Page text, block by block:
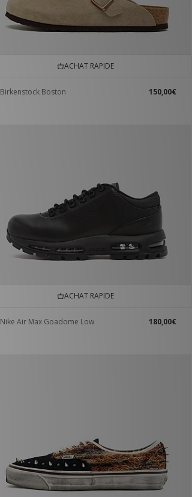
ACHAT RAPIDE
Birkenstock Boston 150,00€
ACHAT RAPIDE
Nike Air Max Goadome Low 180,00€